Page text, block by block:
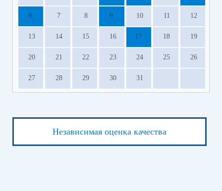
6 7 8 9 10 11 12
13 14 15 16 17 18 19
20 21 22 23 24 25 26
27 28 29 30 31
Независимая оценка качества